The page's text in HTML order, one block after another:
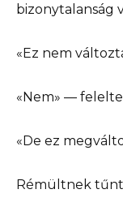
bizonytalanság
«Ez nem
«Nem» —
«De ez
Rémültnek